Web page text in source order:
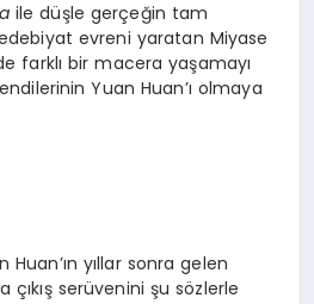
ile düşle gerçeğin tam
evreni yaratan Miyase
farklı bir macera yaşamayı
Yuan Huan’ı olmaya
yıllar sonra gelen
çıkış serüvenini şu sözlerle